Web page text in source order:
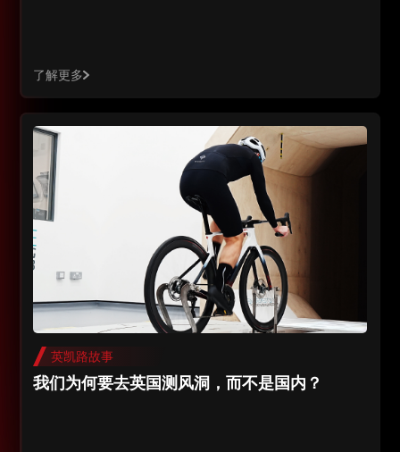
了解更多
英凯路故事
我们为何要去英国测风洞，而不是国内？